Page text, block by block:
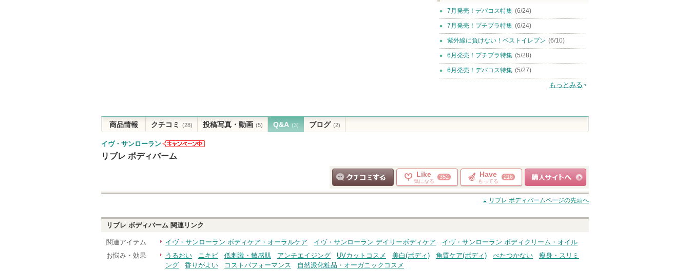
7月発売！デパコス特集 (6/24)
7月発売！プチプラ特集 (6/24)
紫外線に負けない！ベストイレブン (6/10)
6月発売！プチプラ特集 (5/28)
6月発売！デパコス特集 (5/27)
もっとみる
商品情報 クチコミ (28) 投稿写真・動画 (5) Q&A (3) ブログ (2)
イヴ・サンローラン
イヴ・サンロ
ります
リブレ ボディバーム
クチコミする
Like
気になる
352 Have
もってる
216
ショッピングサイト
へ
リブレ ボディバームページの先頭へ
リブレ ボディバーム 関連リンク
関連アイテム イヴ・サンローラン ボディケア・オーラルケア イヴ・サンローラン デイリーボディケア
イヴ・サンローラン ボディクリーム・オイル
お悩み・効果
うるおい ニキビ 低刺激・敏感肌 アンチエイジング UVカットコスメ 美白(ボディ) 角質ケア(ボディ) べたつかない
痩身・スリミ
ング
香りがよい コストパフォーマンス 自然派化粧品・オーガニックコスメ